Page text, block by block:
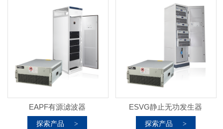
EAPF有源滤波器
探索产品 >
ESVG静止无功发生器
探索产品 >